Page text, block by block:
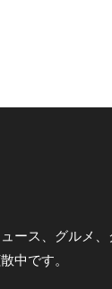
ース、グルメ
中です。